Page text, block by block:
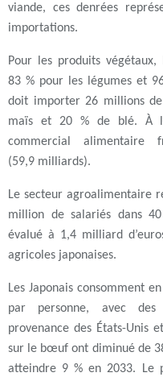
viande, ces denrées
importations.
Pour les produits végétaux,
83 % pour les légumes et
doit importer 26 millions
maïs et 20 % de blé. À
commercial alimentaire
(59,9 milliards).
Le secteur agroalimentaire
million de salariés dans
évalué à 1,4 milliard
agricoles japonaises.
Les Japonais consomment
par personne, avec des
provenance des États-Unis
sur le bœuf ont diminué de
atteindre 9 % en 2033. Le